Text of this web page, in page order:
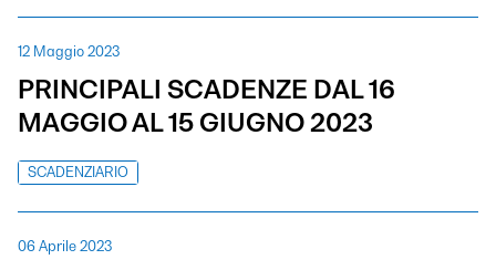
12 Maggio 2023
PRINCIPALI SCADENZE DAL 16
MAGGIO AL 15 GIUGNO 2023
SCADENZIARIO
06 Aprile 2023